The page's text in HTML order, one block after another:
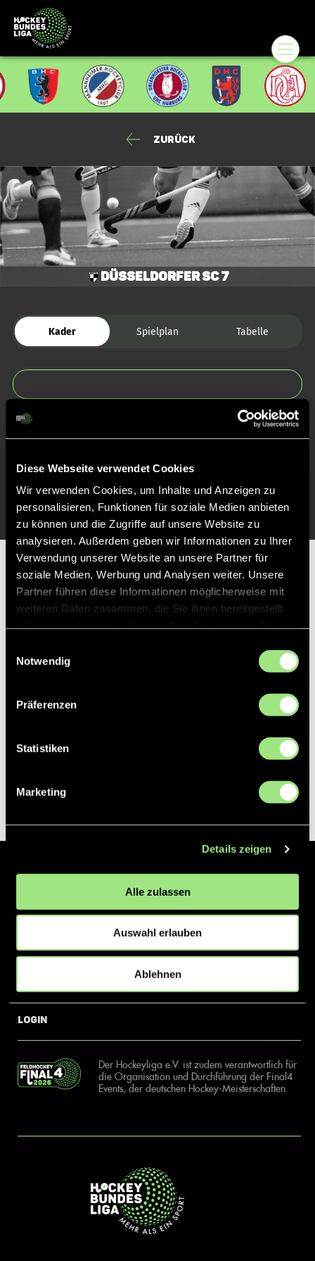
Diese Webseite verwendet Cookies
Wir verwenden Cookies, um Inhalte und Anzeigen zu
personalisieren, Funktionen für soziale Medien anbieten
zu können und die Zugriffe auf unsere Website zu
analysieren. Außerdem geben wir Informationen zu Ihrer
Verwendung unserer Website an unsere Partner für
soziale Medien, Werbung und Analysen weiter. Unsere
Partner führen diese Informationen möglicherweise mit
weiteren Daten zusammen, die Sie ihnen bereitgestellt
Notwendig
Präferenzen
Statistiken
Marketing
Details zeigen
Alle zulassen
Auswahl erlauben
Ablehnen
Zurück
Düsseldorfer SC 7
Kader Spielplan Tabelle
Partner
Der Hockeyliga e.V. ist verantwortlich für die Organisation und
der Halle. Insgesamt sind über 60 Vereine unter dem Dach der
Hockeyliga organisiert, sowohl im Herren als auch im Damen
News
Login
Kontakt
Der Hockeyliga e.V. ist zudem verantwortlich für
die Organisation und Durchführung der Final4
Events, der deutschen Hockey-Meisterschaften.